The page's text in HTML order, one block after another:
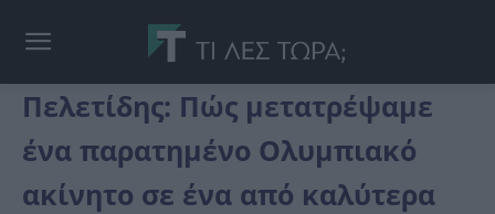
Πελετίδης: Πώς μετατρέψαμε
ένα παρατημένο Ολυμπιακό
ακίνητο σε ένα από καλύτερα